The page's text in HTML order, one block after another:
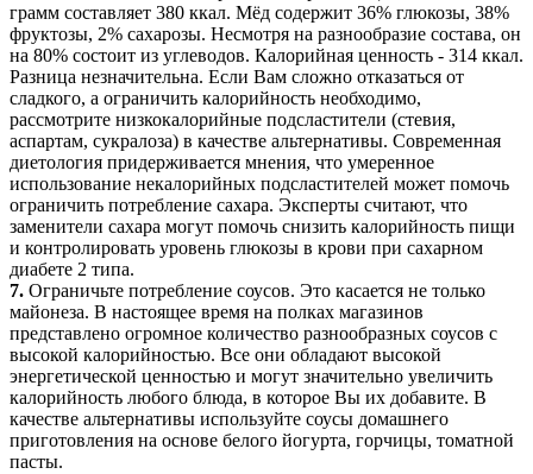
грамм составляет 380 ккал. Мёд содержит 36% глюкозы, 38%
фруктозы, 2% сахарозы. Несмотря на разнообразие состава, он
на 80% состоит из углеводов. Калорийная ценность - 314 ккал.
Разница незначительна. Если Вам сложно отказаться от
сладкого, а ограничить калорийность необходимо,
рассмотрите низкокалорийные подсластители (стевия,
аспартам, сукралоза) в качестве альтернативы. Современная
диетология придерживается мнения, что умеренное
использование некалорийных подсластителей может помочь
ограничить потребление сахара. Эксперты считают, что
заменители сахара могут помочь снизить калорийность пищи
и контролировать уровень глюкозы в крови при сахарном
диабете 2 типа.
7. Ограничьте потребление соусов. Это касается не только
майонеза. В настоящее время на полках магазинов
представлено огромное количество разнообразных соусов с
высокой калорийностью. Все они обладают высокой
энергетической ценностью и могут значительно увеличить
калорийность любого блюда, в которое Вы их добавите. В
качестве альтернативы используйте соусы домашнего
приготовления на основе белого йогурта, горчицы, томатной
пасты.